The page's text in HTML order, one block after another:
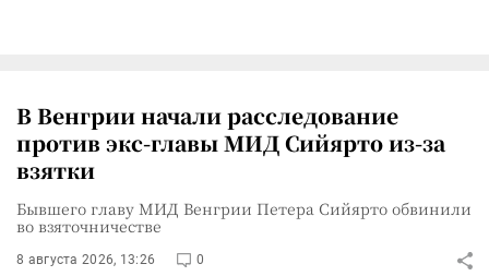
В Венгрии начали расследование
против экс-главы МИД Сийярто из-за
взятки
Бывшего главу МИД Венгрии Петера Сийярто обвинили
во взяточничестве
8 августа 2026, 13:26 0